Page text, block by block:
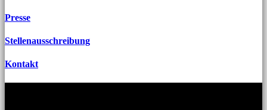
Presse
Stellenausschreibung
Kontakt